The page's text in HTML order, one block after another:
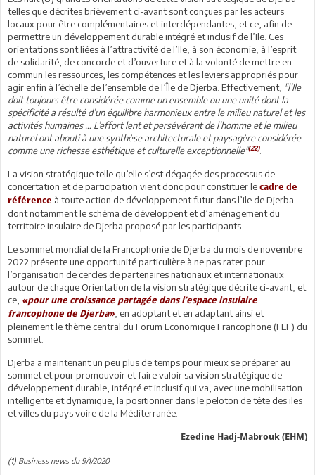
telles que décrites brièvement ci-avant sont conçues par les acteurs
locaux pour être complémentaires et interdépendantes, et ce, afin de
permettre un développement durable intégré et inclusif de l’Ile. Ces
orientations sont liées à l’attractivité de l’Ile, à son économie, à l’esprit
de solidarité, de concorde et d’ouverture et à la volonté de mettre en
commun les ressources, les compétences et les leviers appropriés pour
agir enfin à l’échelle de l’ensemble de l’Île de Djerba. Effectivement, "l’Ile
doit toujours être considérée comme un ensemble ou une unité dont la
spécificité a résulté d’un équilibre harmonieux entre le milieu naturel et les
activités humaines … L’effort lent et persévérant de l’homme et le milieu
naturel ont abouti à une synthèse architecturale et paysagère considérée
comme une richesse esthétique et culturelle exceptionnelle"(22).
La vision stratégique telle qu’elle s’est dégagée des processus de
concertation et de participation vient donc pour constituer le cadre de
référence à toute action de développement futur dans l’ile de Djerba
dont notamment le schéma de développent et d’aménagement du
territoire insulaire de Djerba proposé par les participants.
Le sommet mondial de la Francophonie de Djerba du mois de novembre
2022 présente une opportunité particulière à ne pas rater pour
l’organisation de cercles de partenaires nationaux et internationaux
autour de chaque Orientation de la vision stratégique décrite ci-avant, et
ce, «pour une croissance partagée dans l’espace insulaire
francophone de Djerba» , en adoptant et en adaptant ainsi et
pleinement le thème central du Forum Economique Francophone (FEF) du
sommet.
Djerba a maintenant un peu plus de temps pour mieux se préparer au
sommet et pour promouvoir et faire valoir sa vision stratégique de
développement durable, intégré et inclusif qui va, avec une mobilisation
intelligente et dynamique, la positionner dans le peloton de tête des iles
et villes du pays voire de la Méditerranée.
Ezedine Hadj-Mabrouk (EHM)
(1) Business news du 9/1/2020